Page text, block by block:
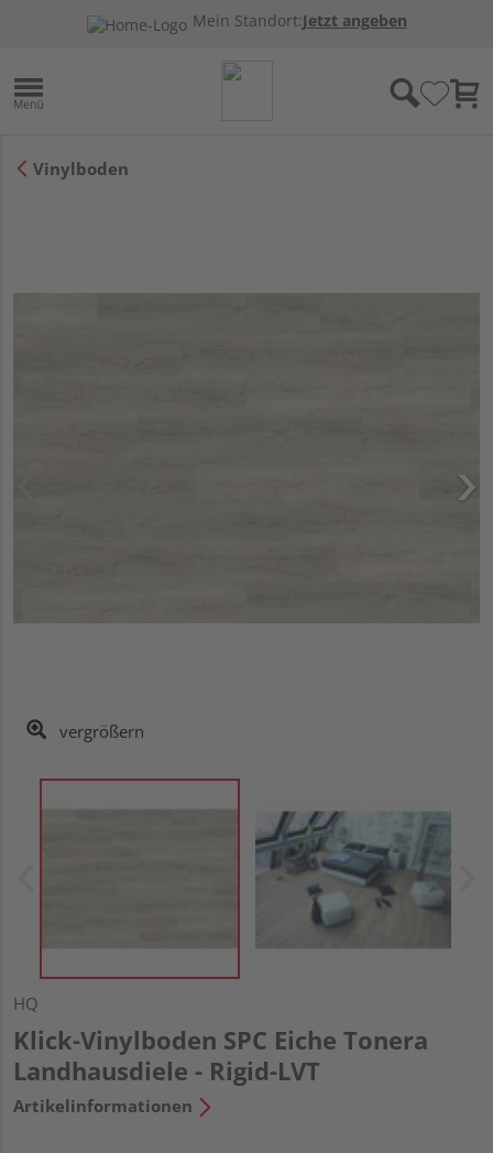
Mein Standort:Jetzt angeben
Vinylboden
vergrößern
HQ
Klick-Vinylboden SPC Eiche Tonera
Landhausdiele - Rigid-LVT
Artikelinformationen